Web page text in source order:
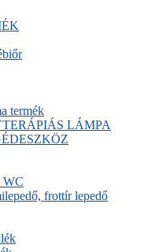
termék
LÁMPA
WC
frottír lepedő